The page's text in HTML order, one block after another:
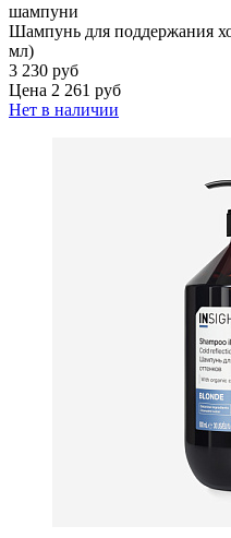
шампуни
Шампунь для поддержания
мл)
3 230 руб
Цена 2 261 руб
Нет в наличии